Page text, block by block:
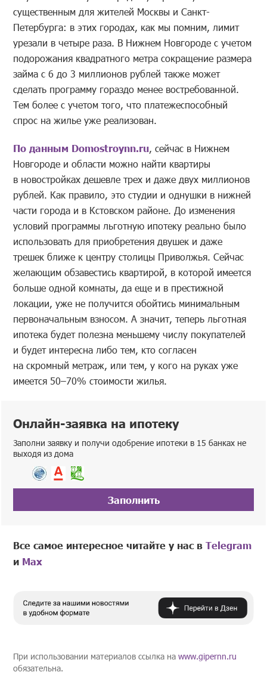
существенным для жителей Москвы и Санкт-
Петербурга: в этих городах, как мы помним, лимит
урезали в четыре раза. В Нижнем Новгороде с учетом
подорожания квадратного метра сокращение размера
займа с 6 до 3 миллионов рублей также может
сделать программу гораздо менее востребованной.
Тем более с учетом того, что платежеспособный
спрос на жилье уже реализован.
По данным Domostroynn.ru, сейчас в Нижнем
Новгороде и области можно найти квартиры
в новостройках дешевле трех и даже двух миллионов
рублей. Как правило, это студии и однушки в нижней
части города и в Кстовском районе. До изменения
условий программы льготную ипотеку реально было
использовать для приобретения двушек и даже
трешек ближе к центру столицы Приволжья. Сейчас
желающим обзавестись квартирой, в которой имеется
больше одной комнаты, да еще и в престижной
локации, уже не получится обойтись минимальным
первоначальным взносом. А значит, теперь льготная
ипотека будет полезна меньшему числу покупателей
и будет интересна либо тем, кто согласен
на скромный метраж, или тем, у кого на руках уже
имеется 50–70% стоимости жилья.
Онлайн-заявка на ипотеку
Заполни заявку и получи одобрение ипотеки в 15 банках не
выходя из дома
Заполнить
Все самое интересное читайте у нас вTelegram
и Mах
При использовании материалов ссылка наwww.gipernn.ru
обязательна.